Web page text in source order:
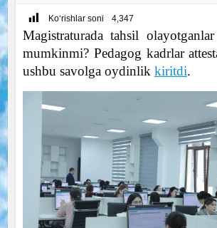
Ko‘rishlar soni 4,347
Magistraturada tahsil
mumkinmi? Pedagog kadrlar
ushbu savolga oydinlik kiritdi.